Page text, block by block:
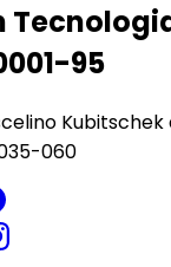
95
Kubitschek
060